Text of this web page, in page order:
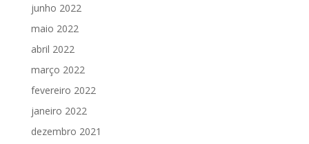
junho 2022
maio 2022
abril 2022
março 2022
fevereiro 2022
janeiro 2022
dezembro 2021